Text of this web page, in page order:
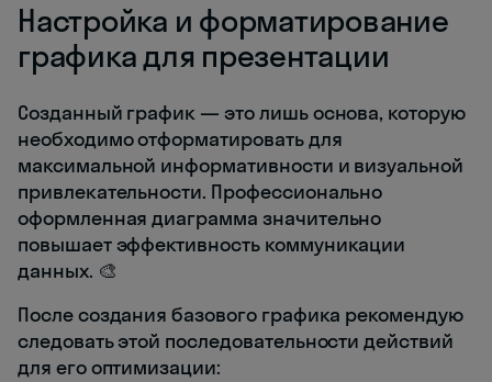
Настройка и форматирование
графика для презентации
Созданный график — это лишь основа, которую
необходимо отформатировать для
максимальной информативности и визуальной
привлекательности. Профессионально
оформленная диаграмма значительно
повышает эффективность коммуникации
данных. 🎨
После создания базового графика рекомендую
следовать этой последовательности действий
для его оптимизации: